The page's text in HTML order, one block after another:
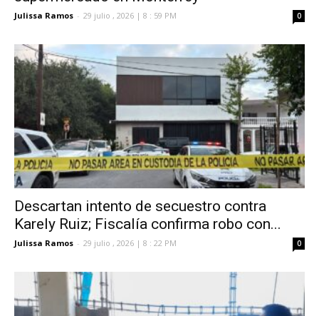
Julissa Ramos - 29 julio , 2026 | 8 : 59 PM 0
Descartan intento de secuestro contra
Karely Ruiz; Fiscalía confirma robo con...
Julissa Ramos - 29 julio , 2026 | 8 : 22 PM 0